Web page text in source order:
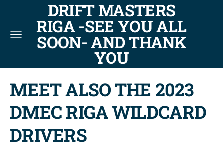
DRIFT MASTERS
RIGA -SEE YOU ALL
SOON- AND THANK
YOU
MEET ALSO THE 2023
DMEC RIGA WILDCARD
DRIVERS